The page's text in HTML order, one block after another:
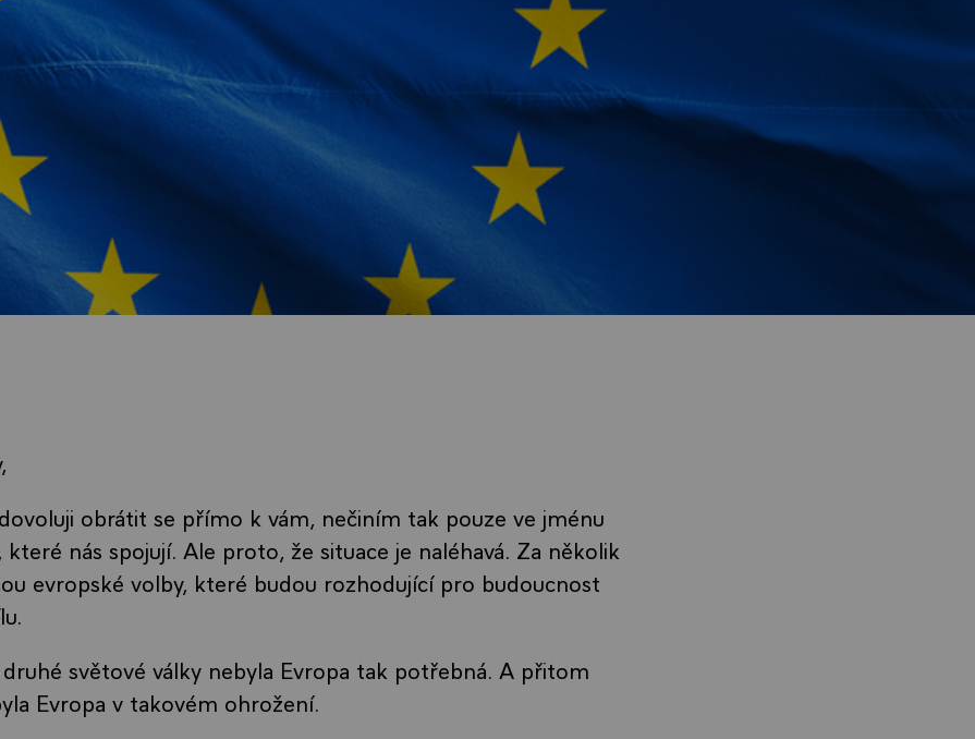
obrátit se přímo k vám, nečiním tak pouze ve jménu
nás spojují. Ale proto, že situace je naléhavá. Za několik
evropské volby, které budou rozhodující pro budoucnost
světové války nebyla Evropa tak potřebná. A přitom
Evropa v takovém ohrožení.